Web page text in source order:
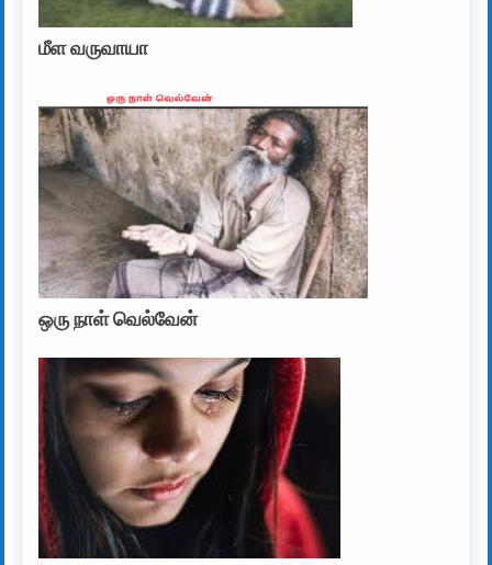
மீள வருவாயா
ஒரு நாள் வெல்வேன்